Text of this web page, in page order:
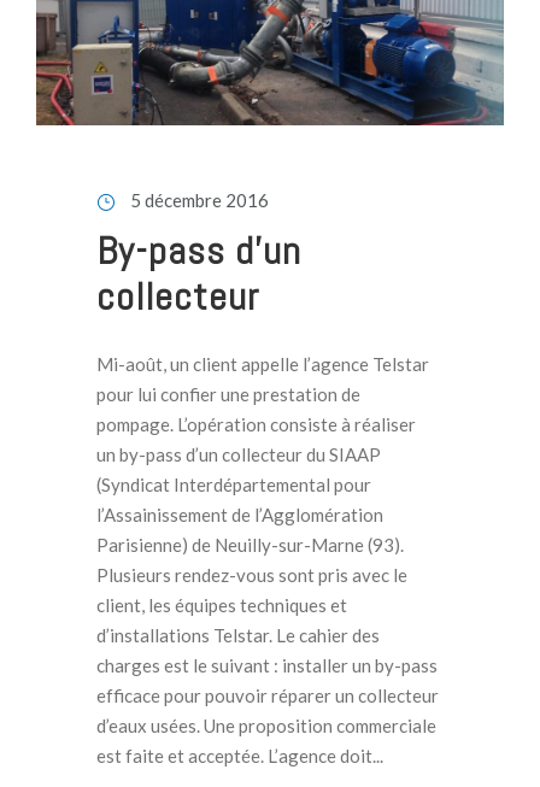
5 décembre 2016
By-pass d’un
collecteur
Mi-août, un client appelle l’agence Telstar
pour lui confier une prestation de
pompage. L’opération consiste à réaliser
un by-pass d’un collecteur du SIAAP
(Syndicat Interdépartemental pour
l’Assainissement de l’Agglomération
Parisienne) de Neuilly-sur-Marne (93).
Plusieurs rendez-vous sont pris avec le
client, les équipes techniques et
d’installations Telstar. Le cahier des
charges est le suivant : installer un by-pass
efficace pour pouvoir réparer un collecteur
d’eaux usées. Une proposition commerciale
est faite et acceptée. L’agence doit...